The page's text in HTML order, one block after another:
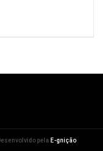
pela E-gnição